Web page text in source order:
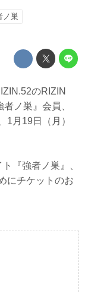
ノ巣
のRIZIN
ノ巣』会員、
1月19日（月）
『強者ノ巣』、
にチケットのお